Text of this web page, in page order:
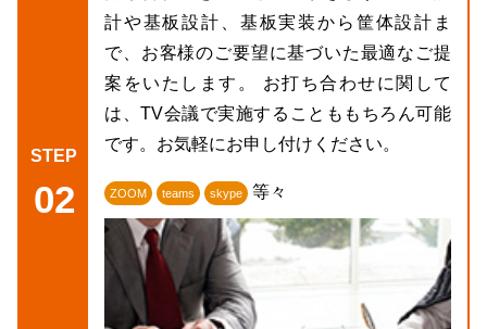
02
計や基板設計、基板実装から筐体設計ま
で、お客様のご要望に基づいた最適なご提
案をいたします。 お打ち合わせに関して
は、TV会議で実施することももちろん可能
です。お気軽にお申し付けください。
ZOOM teams skype 等々